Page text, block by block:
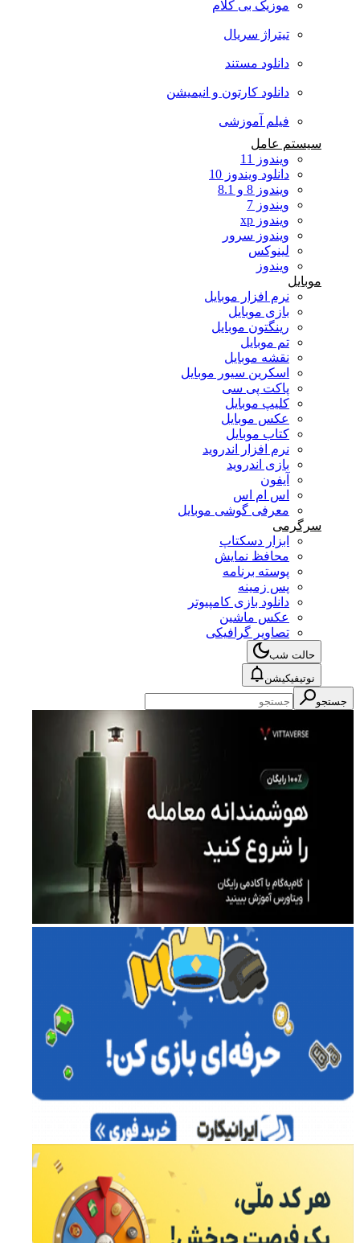
موزیک بی کلام
تیتراژ سریال
دانلود مستند
دانلود کارتون و انیمیشن
فیلم آموزشی
سیستم عامل
ویندوز 11
دانلود ویندوز 10
ویندوز 8 و 8.1
ویندوز 7
ویندوز xp
ویندوز سرور
لینوکس
ویندوز
موبایل
نرم افزار موبایل
بازی موبایل
رینگتون موبایل
تم موبایل
نقشه موبایل
اسکرین سیور موبایل
پاکت پی سی
کلیپ موبایل
عکس موبایل
کتاب موبایل
نرم افزار اندروید
بازی اندروید
آیفون
اس ام اس
معرفی گوشی موبایل
سرگرمی
ابزار دسکتاپ
محافظ نمایش
پوسته برنامه
پس زمینه
دانلود بازی کامپیوتر
عکس ماشین
تصاویر گرافیکی
حالت شب
نوتیفیکیشن
جستجو